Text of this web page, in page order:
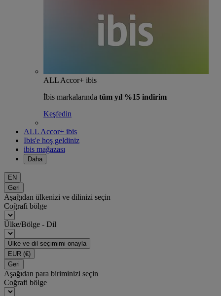
ALL Accor+ ibis
İbis markalarında tüm yıl %15 indirim
Keşfedin
ALL Accor+ ibis
Ibis'e hoş geldiniz
ibis mağazası
Daha
EN
Geri
Aşağıdan ülkenizi ve dilinizi seçin
Coğrafi bölge
Ülke/Bölge - Dil
Ülke ve dil seçimimi onayla
EUR (€)
Geri
Aşağıdan para biriminizi seçin
Coğrafi bölge